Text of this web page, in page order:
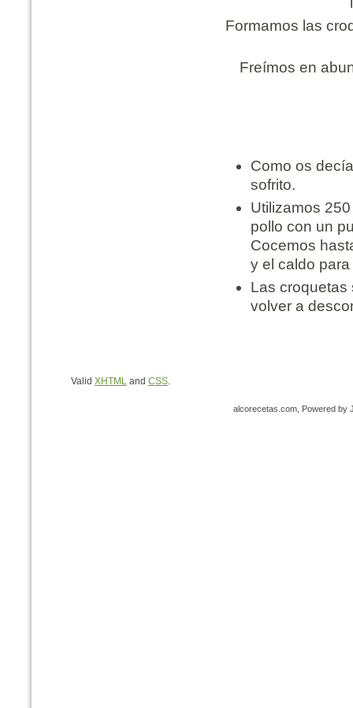
Formamos las
Freímos en
Como os
sofrito.
Utilizamos
pollo con un
Cocemos
y el caldo
Las croquetas
volver a
Valid XHTML and CSS.
alcorecetas.com, Powered by